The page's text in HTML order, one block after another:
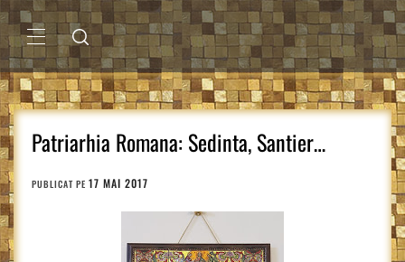
Sari
la
conținutMENIU
PRINCIPAL
Patriarhia Romana: Sedinta, Santier…
PUBLICAT PE 17 MAI 2017